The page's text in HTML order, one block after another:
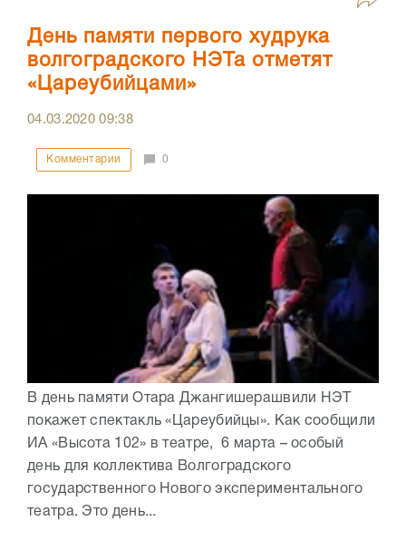
День памяти первого худрука
волгоградского НЭТа отметят
«Цареубийцами»
04.03.202009:38
Комментарии 0
В день памяти Отара Джангишерашвили НЭТ
покажет спектакль «Цареубийцы». Как сообщили
ИА «Высота 102» в театре, 6 марта – особый
день для коллектива Волгоградского
государственного Нового экспериментального
театра. Это день...